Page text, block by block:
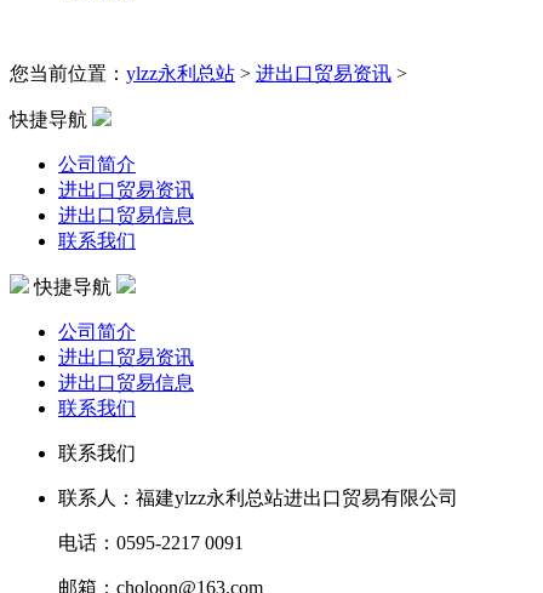
您当前位置： ylzz永利总站 > 进出口贸易资讯 >
快捷导航
公司简介
进出口贸易资讯
进出口贸易信息
联系我们
快捷导航
公司简介
进出口贸易资讯
进出口贸易信息
联系我们
联系我们
联系人：福建ylzz永利总站进出口贸易有限公司
电话：0595-2217 0091
邮箱：choloon@163.com